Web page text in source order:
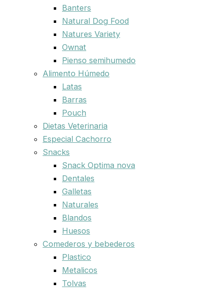
Banters
Natural Dog Food
Natures Variety
Ownat
Pienso semihumedo
Alimento Húmedo
Latas
Barras
Pouch
Dietas Veterinaria
Especial Cachorro
Snacks
Snack Optima nova
Dentales
Galletas
Naturales
Blandos
Huesos
Comederos y bebederos
Plastico
Metalicos
Tolvas